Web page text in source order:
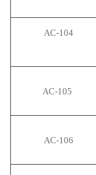
AC-104
AC-105
AC-106